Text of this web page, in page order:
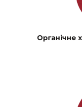
Органічне